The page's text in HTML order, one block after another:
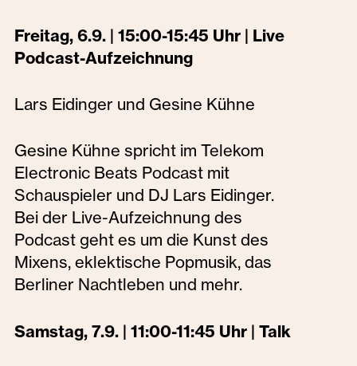
Freitag, 6.9. | 15:00-15:45 Uhr | Live
Podcast-Aufzeichnung
Lars Eidinger und Gesine Kühne
Gesine Kühne spricht im Telekom
Electronic Beats Podcast mit
Schauspieler und DJ Lars Eidinger.
Bei der Live-Aufzeichnung des
Podcast geht es um die Kunst des
Mixens, eklektische Popmusik, das
Berliner Nachtleben und mehr.
Samstag, 7.9. | 11:00-11:45 Uhr | Talk